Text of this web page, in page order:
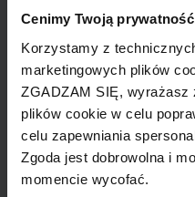
Cenimy Twoją
Korzystamy z
marketingowych plików
ZGADZAM SIĘ,
plików cookie w celu
celu zapewniania
Zgoda jest dobrowolna i
momencie wycofać.
niedaleko Paryża.
lotami pasażerskimi na
międzynarodowych to
Afryce Północnej oraz
Firma odbywa również
podnajmuje flotę.
Orly Airport oraz